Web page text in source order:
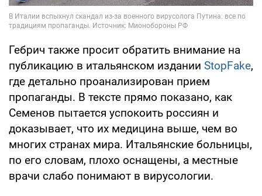
Гебрич также просит обратить внимание на
публикацию в итальянском издании StopFake,
где детально проанализирован прием
пропаганды. В тексте прямо показано, как
Семенов пытается успокоить россиян и
доказывает, что их медицина выше, чем во
многих странах мира. Итальянские больницы,
по его словам, плохо оснащены, а местные
врачи слабо понимают в вирусологии.